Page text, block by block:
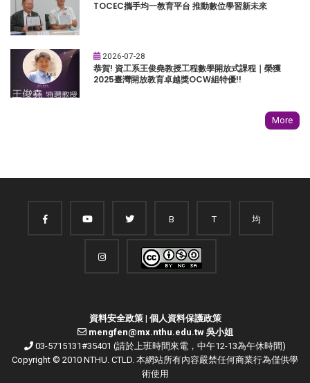
TOCEC攜手均一教育平台 推動數位學習新未來
2026-07-28
恭賀! 資工系王俊堯教授工程數學開放式課程｜榮獲
2025臺灣開放教育卓越獎OCW組特優!!
More
B T 均
資料安全政策| 個人資料保護政策
mengfen@mx.nthu.edu.tw 吳小姐
03-5715131#35401 (請於上班時間來電，中午12-13為午休時間)
Copyright © 2010 NTHU. CTLD. 本網站所有內容嚴禁任何商業行為僅供學
術使用